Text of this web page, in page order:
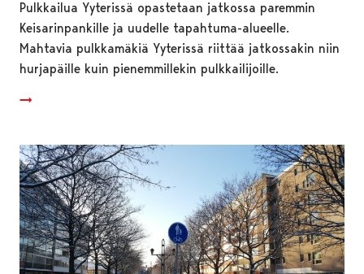
Pulkkailua Yyterissä opastetaan jatkossa paremmin
Keisarinpankille ja uudelle tapahtuma-alueelle.
Mahtavia pulkkamäkiä Yyterissä riittää jatkossakin niin
hurjapäille kuin pienemmillekin pulkkailijoille.